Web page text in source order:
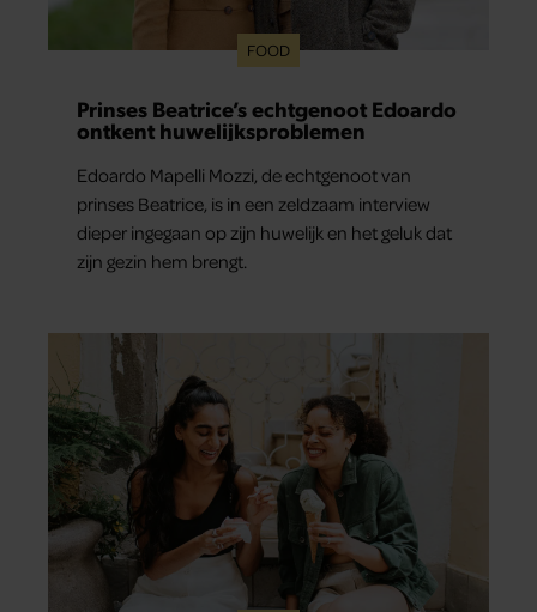
FOOD
Prinses Beatrice’s echtgenoot Edoardo
ontkent huwelijksproblemen
Edoardo Mapelli Mozzi, de echtgenoot van
prinses Beatrice, is in een zeldzaam interview
dieper ingegaan op zijn huwelijk en het geluk dat
zijn gezin hem brengt.